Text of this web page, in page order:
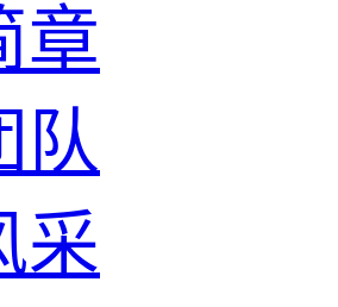
章
队
采